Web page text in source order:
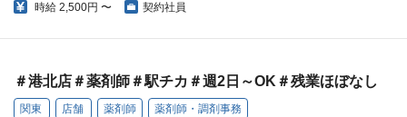
時給 2,500円 〜 契約社員
＃港北店＃薬剤師＃駅チカ＃週2日～OK＃残業ほぼなし
関東 店舗 薬剤師 薬剤師・調剤事務